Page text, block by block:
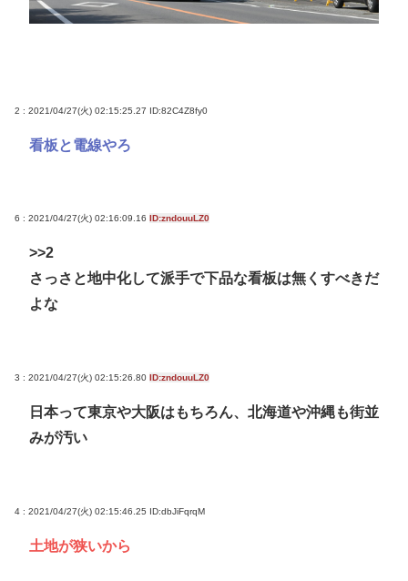
2 : 2021/04/27(火) 02:15:25.27 ID:82C4Z8fy0
看板と電線やろ
6 : 2021/04/27(火) 02:16:09.16 ID:zndouuLZ0
>>2
さっさと地中化して派手で下品な看板は無くすべきだ
よな
3 : 2021/04/27(火) 02:15:26.80 ID:zndouuLZ0
日本って東京や大阪はもちろん、北海道や沖縄も街並
みが汚い
4 : 2021/04/27(火) 02:15:46.25 ID:dbJiFqrqM
土地が狭いから